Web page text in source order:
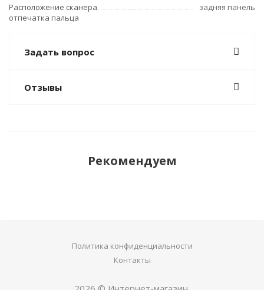
Расположение сканера
отпечатка пальца
задняя панель
Задать вопрос
Отзывы
Рекомендуем
Политика конфиденциальности
Контакты